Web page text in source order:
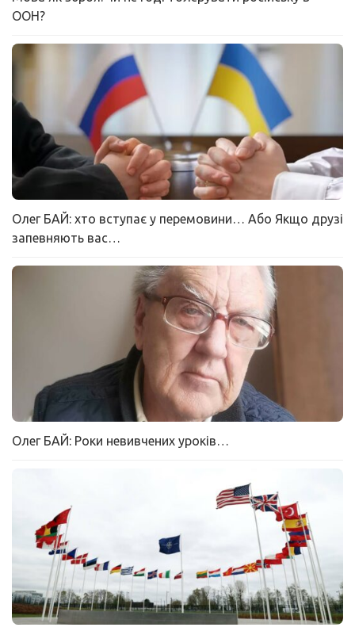
ООН?
Олег БАЙ: хто вступає у перемовини… Або Якщо друзі
запевняють вас…
Олег БАЙ: Роки невивчених уроків…